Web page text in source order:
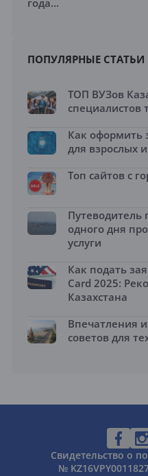
ПОПУЛЯРНЫЕ СТАТЬИ
ТОП ВУЗов
специалистов
Как оформить
для взрослых
Топ сайтов с
Путеводитель
одного дня
услуги
Как подать
Card 2025:
Казахстана
Впечатления
советов для
Свидетельство о
№